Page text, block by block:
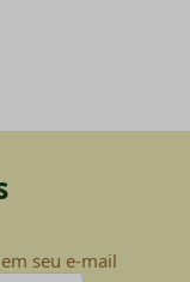
seu e-mail